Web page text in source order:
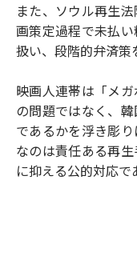
また、ソウル再生
画策定過程で未払
扱い、段階的弁済策
映画人連帯は「メ
の問題ではなく、
であるかを浮き彫
なのは責任ある再
に抑える公的対応で